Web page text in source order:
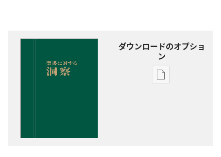
ダウンロードのオプショ
ン
出